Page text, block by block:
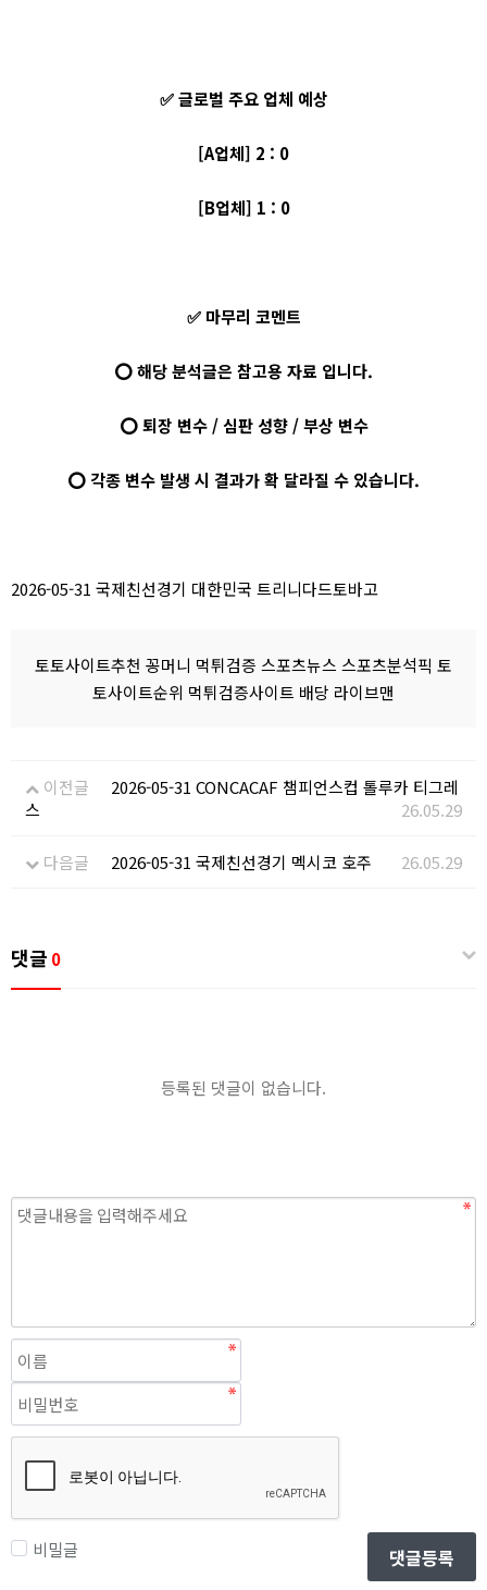
✅ 글로벌 주요 업체 예상
[A업체] 2 : 0
[B업체] 1 : 0
✅ 마무리 코멘트
⭕ 해당 분석글은 참고용 자료 입니다.
⭕ 퇴장 변수 / 심판 성향 / 부상 변수
⭕ 각종 변수 발생 시 결과가 확 달라질 수 있습니다.
2026-05-31 국제친선경기 대한민국 트리니다드토바고
토토사이트추천 꽁머니 먹튀검증 스포츠뉴스 스포츠분석픽 토
토사이트순위 먹튀검증사이트 배당 라이브맨
이전글
2026-05-31 CONCACAF 챔피언스컵 톨루카 티그레
스
26.05.29
다음글 2026-05-31 국제친선경기 멕시코 호주 26.05.29
댓글 0
등록된 댓글이 없습니다.
비밀글 댓글등록